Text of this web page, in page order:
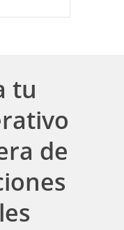
tu
de